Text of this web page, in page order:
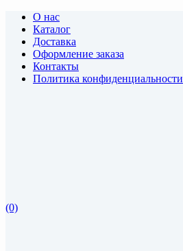
О нас
Каталог
Доставка
Оформление заказа
Контакты
Политика конфиденциальности
(0)